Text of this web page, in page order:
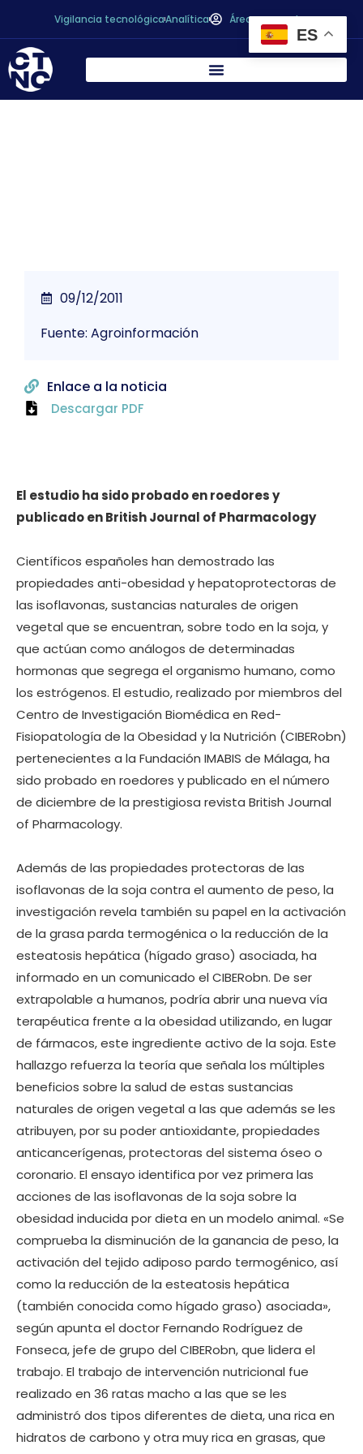
Vigilancia tecnológicaAnalítica Área personal
El estudio ha sido probado en roedores y
publicado en British Journal of Pharmacology
Científicos españoles han demostrado las
propiedades anti-obesidad y hepatoprotectoras de
las isoflavonas, sustancias naturales de origen
vegetal que se encuentran, sobre todo en la soja, y
que actúan como análogos de determinadas
hormonas que segrega el organismo humano, como
los estrógenos. El estudio, realizado por miembros del
Centro de Investigación Biomédica en Red-
Fisiopatología de la Obesidad y la Nutrición (CIBERobn)
pertenecientes a la Fundación IMABIS de Málaga, ha
sido probado en roedores y publicado en el número
de diciembre de la prestigiosa revista British Journal
of Pharmacology.
Además de las propiedades protectoras de las
isoflavonas de la soja contra el aumento de peso, la
investigación revela también su papel en la activación
de la grasa parda termogénica o la reducción de la
esteatosis hepática (hígado graso) asociada, ha
informado en un comunicado el CIBERobn. De ser
extrapolable a humanos, podría abrir una nueva vía
terapéutica frente a la obesidad utilizando, en lugar
de fármacos, este ingrediente activo de la soja. Este
hallazgo refuerza la teoría que señala los múltiples
beneficios sobre la salud de estas sustancias
naturales de origen vegetal a las que además se les
atribuyen, por su poder antioxidante, propiedades
anticancerígenas, protectoras del sistema óseo o
coronario. El ensayo identifica por vez primera las
acciones de las isoflavonas de la soja sobre la
obesidad inducida por dieta en un modelo animal. «Se
comprueba la disminución de la ganancia de peso, la
activación del tejido adiposo pardo termogénico, así
como la reducción de la esteatosis hepática
(también conocida como hígado graso) asociada»,
según apunta el doctor Fernando Rodríguez de
Fonseca, jefe de grupo del CIBERobn, que lidera el
trabajo. El trabajo de intervención nutricional fue
realizado en 36 ratas macho a las que se les
administró dos tipos diferentes de dieta, una rica en
hidratos de carbono y otra muy rica en grasas, que
09/12/2011
Fuente: Agroinformación
Enlace a la noticia
Descargar PDF
ES